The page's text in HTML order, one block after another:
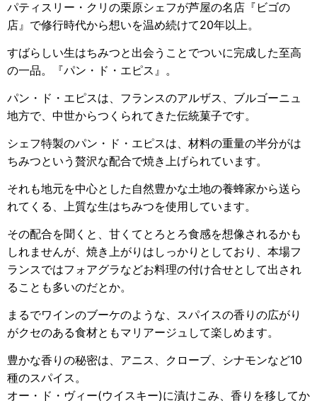
パティスリー・クリの栗原シェフが芦屋の名店『ビゴの
店』で修行時代から想いを温め続けて20年以上。
すばらしい生はちみつと出会うことでついに完成した至高
の一品。
『パン・ド・エピス』。
パン・ド・エピスは、フランスのアルザス、ブルゴーニュ
地方で、 中世からつくられてきた伝統菓子です。
シェフ特製のパン・ド・エピスは、材料の重量の半分がは
ちみつという 贅沢な配合で焼き上げられています。
それも地元を中心とした自然豊かな土地の養蜂家から送ら
れてくる、 上質な生はちみつを使用しています。
その配合を聞くと、甘くてとろとろ食感を想像されるかも
しれませんが、 焼き上がりはしっかりとしており、本場フ
ランスではフォアグラなどお料理の付け合せとして出され
ることも多いのだとか。
まるでワインのブーケのような、スパイスの香りの広がり
がクセのある食材ともマリアージュして楽しめます。
豊かな香りの秘密は、アニス、クローブ、シナモンなど10
種のスパイス。
オー・ド・ヴィー(ウイスキー)に漬けこみ、香りを移してか